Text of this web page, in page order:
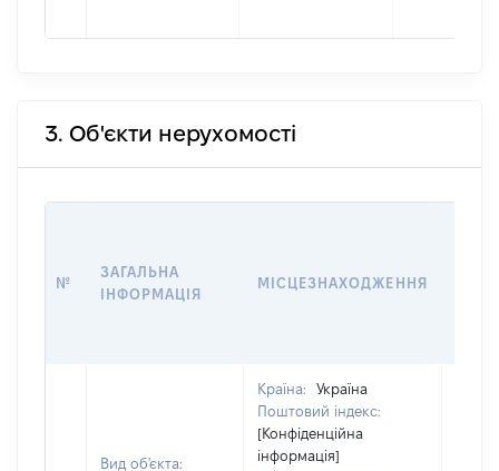
3. Об'єкти нерухомості
№
ЗАГАЛЬНА
ІНФОРМАЦІЯ
МІСЦЕЗНАХОДЖЕННЯ
Вид об'єкта:
Країна:
Україна
Поштовий індекс:
[Конфіденційна
інформація]